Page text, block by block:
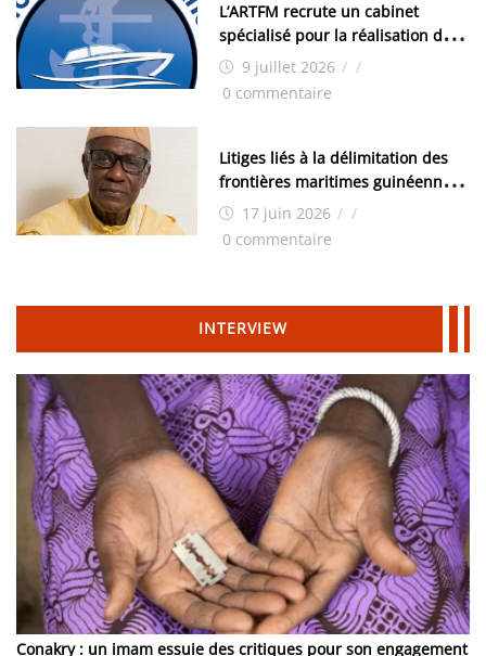
L’ARTFM recrute un cabinet
spécialisé pour la réalisation des
études techniques
9 juillet 2026 / /
0 commentaire
Litiges liés à la délimitation des
frontières maritimes guinéennes:
Idrissa Chérif écrit au ministre
des Hydrocarbures
17 juin 2026 / /
0 commentaire
INTERVIEW
Conakry : un imam essuie des critiques pour son engagement